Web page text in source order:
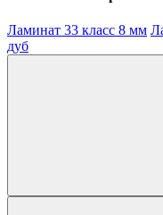
Ламинат 33 класс 8 мм
дуб